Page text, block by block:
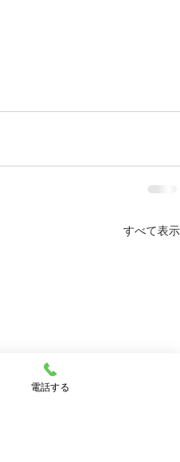
すべて表示
電話する